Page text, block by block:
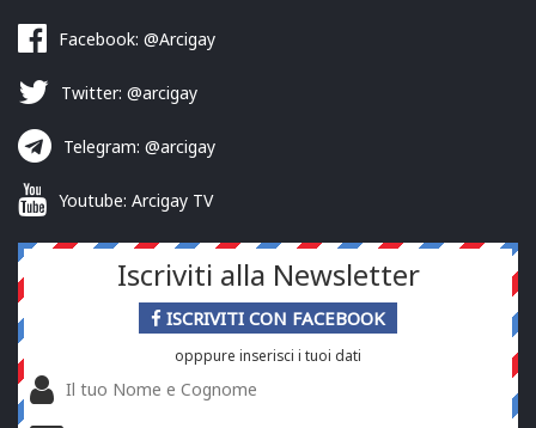
Facebook: @Arcigay
Twitter: @arcigay
Telegram: @arcigay
Youtube: Arcigay TV
Iscriviti alla Newsletter
ISCRIVITI CON FACEBOOK
opppure inserisci i tuoi dati